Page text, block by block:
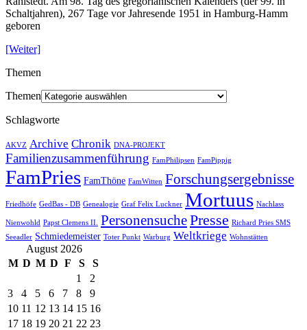
Schaltjahren), 267 Tage vor Jahresende 1951 in Hamburg-Hamm
geboren
[Weiter]
Themen
Themen
Schlagworte
AKVZ Archive Chronik DNA-PROJEKT
Familienzusammenführung FamPhilipsen FamPippig
FamPries FamThöne FamWitten Forschungsergebnisse
Friedhöfe GedBas - DB Genealogie Graf Felix Luckner Mortuus Nachlass
Nienwohld Papst Clemens II. PersonensuchePresse Richard Pries SMS
Seeadler Schmiedemeister Toter Punkt Warburg Weltkriege Wohnstätten
August 2026
M D M D F S
S
1
2
3
4 5 6 7 8
9
10 11 12 13 14 15 16
17 18 19 20 21 22 23